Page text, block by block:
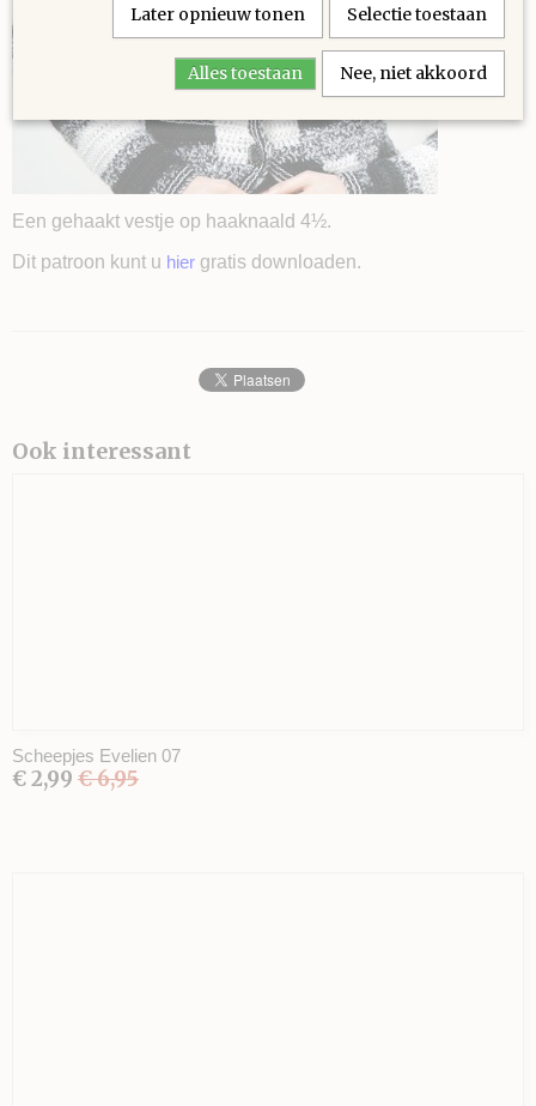
Een gehaakt vestje op haaknaald 4½.
Dit patroon kunt u hier gratis downloaden.
Ook interessant
Scheepjes Evelien 07
€ 2,99 € 6,95
Later opnieuw tonen Selectie toestaan
Alles toestaan Nee, niet akkoord